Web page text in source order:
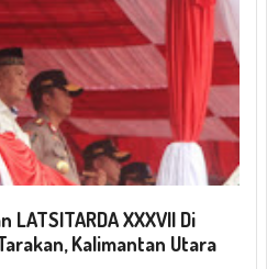
XXXVII Di
Kalimantan Utara